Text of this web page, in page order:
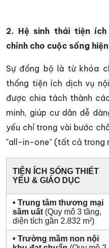
2. Hệ sinh thái tiện ích
chỉnh cho cuộc sống
Sự đồng bộ là từ khóa
thống tiện ích dịch vụ
được chia tách thành
minh, giúp cư dân dễ
yếu chỉ trong vài bước
"all-in-one" (tất cả trong
TIỆN ÍCH SỐNG THIẾT
YẾU & GIÁO DỤC
• Trung tâm thương mại
sầm uất (Quy mô 3 tầng,
diện tích gần 2.832 m²)
• Trường mầm non nội